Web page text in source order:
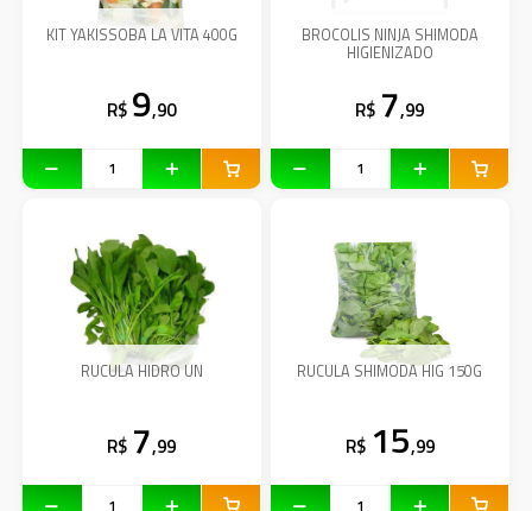
KIT YAKISSOBA LA VITA 400G
R$ 9,90
BROCOLIS NINJA SHIMODA
HIGIENIZADO
R$ 7,99
RUCULA HIDRO UN
R$ 7,99
RUCULA SHIMODA HIG 150G
R$ 15,99